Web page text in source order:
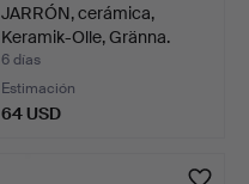
JARRÓN, cerámica,
Keramik-Olle, Gränna.
6 días
Estimación
64 USD